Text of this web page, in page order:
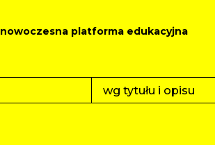
nowoczesna platforma edukacyjna